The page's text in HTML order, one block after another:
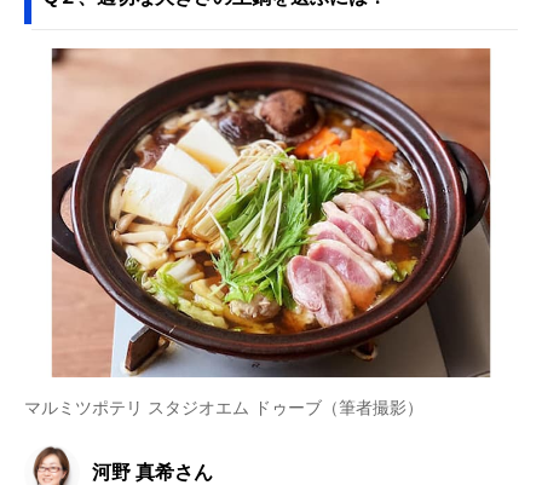
マルミツポテリ スタジオエム ドゥーブ（筆者撮影）
河野 真希さん